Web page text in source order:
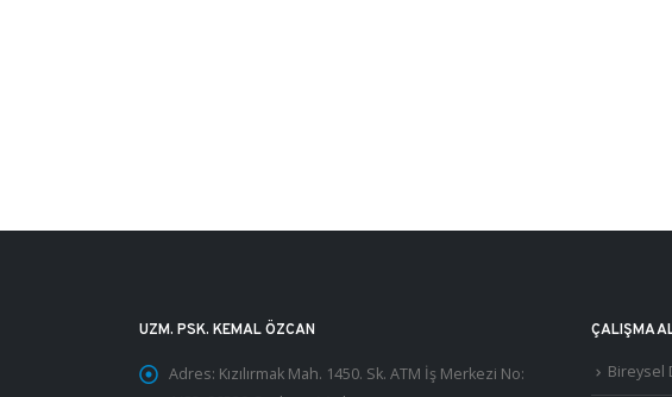
UZM. PSK. KEMAL ÖZCAN
Adres: Kızılırmak Mah. 1450. Sk. ATM İş Merkezi No:
ÇALIŞMA
Bireysel